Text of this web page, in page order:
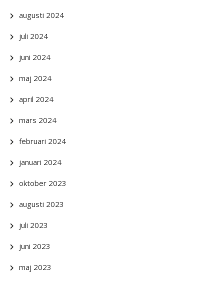
augusti 2024
juli 2024
juni 2024
maj 2024
april 2024
mars 2024
februari 2024
januari 2024
oktober 2023
augusti 2023
juli 2023
juni 2023
maj 2023